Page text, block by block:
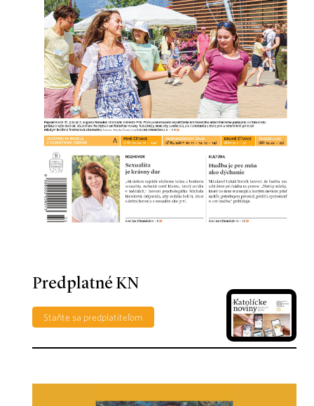
Predplatné KN
Staňte sa predplatiteľom